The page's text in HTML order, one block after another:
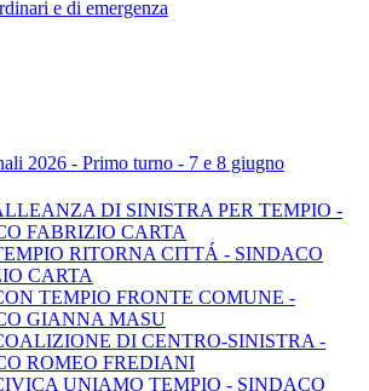
e di emergenza
2026 - Primo turno - 7 e 8 giugno
DI SINISTRA PER TEMPIO -
FABRIZIO CARTA
RITORNA CITTÁ - SINDACO
CARTA
TEMPIO FRONTE COMUNE -
GIANNA MASU
DI CENTRO-SINISTRA -
ROMEO FREDIANI
UNIAMO TEMPIO - SINDACO